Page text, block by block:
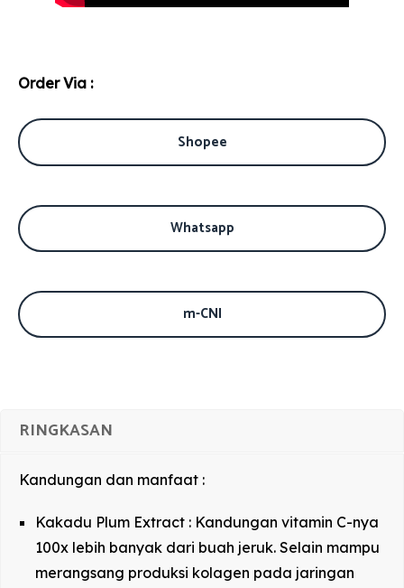
Order Via :
Shopee
Whatsapp
m-CNI
RINGKASAN
Kandungan dan manfaat :
Kakadu Plum Extract : Kandungan vitamin C-nya
100x lebih banyak dari buah jeruk. Selain mampu
merangsang produksi kolagen pada jaringan